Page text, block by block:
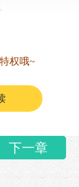
权哦~
下一章